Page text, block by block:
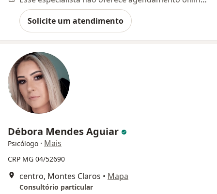
Solicite um atendimento
Débora Mendes Aguiar
Psicólogo · Mais
CRP MG 04/52690
centro, Montes Claros • Mapa
Consultório particular